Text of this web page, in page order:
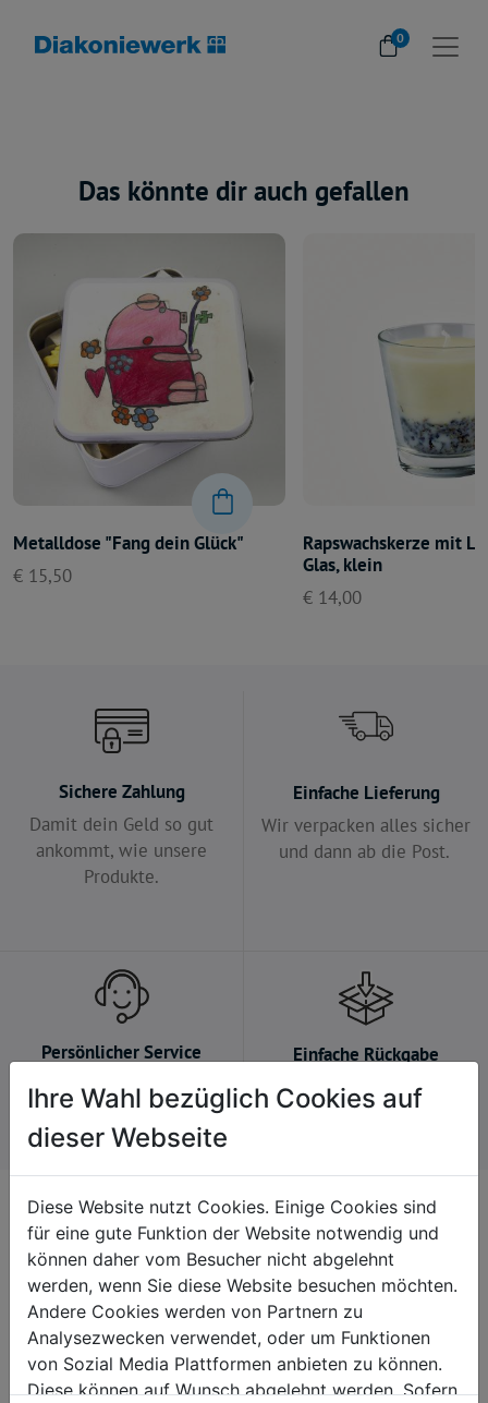
0
Das könnte dir auch gefallen
Metalldose "Fang dein Glück"
€ 15,50
Rapswachskerze mit
Glas, klein
€ 14,00
Sichere Zahlung
Damit dein Geld so gut
ankommt, wie unsere
Produkte.
Einfache Lieferung
Wir verpacken alles sicher
und dann ab die Post.
Persönlicher Service
Wir nehmen uns gerne Zeit
für dich.
Einfache Rückgabe
Kein Problem, falls du es
dir anders überlegst.
Kontakt
+43 7235 / 63251 664
onlineshop@diakoniewerk.at
Martin-Boos-Straße 4
4210 Gallneukirchen
Ihre Wahl bezüglich Cookies auf
dieser Webseite
Diese Website nutzt Cookies. Einige Cookies sind
für eine gute Funktion der Website notwendig und
können daher vom Besucher nicht abgelehnt
werden, wenn Sie diese Website besuchen möchten.
Andere Cookies werden von Partnern zu
Analysezwecken verwendet, oder um Funktionen
von Sozial Media Plattformen anbieten zu können.
Diese können auf Wunsch abgelehnt werden. Sofern